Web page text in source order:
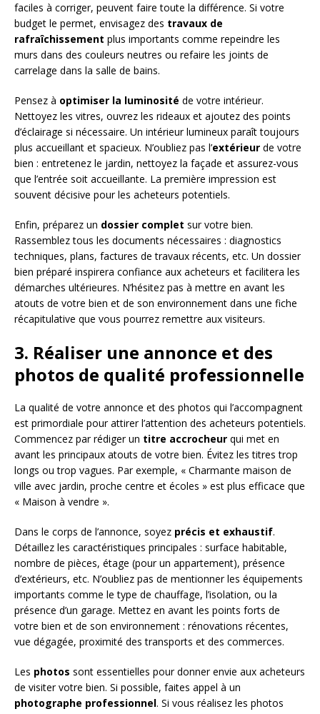
faciles à corriger, peuvent faire toute la différence. Si votre
budget le permet, envisagez des travaux de
rafraîchissement plus importants comme repeindre les
murs dans des couleurs neutres ou refaire les joints de
carrelage dans la salle de bains.
Pensez à optimiser la luminosité de votre intérieur.
Nettoyez les vitres, ouvrez les rideaux et ajoutez des points
d’éclairage si nécessaire. Un intérieur lumineux paraît toujours
plus accueillant et spacieux. N’oubliez pas l’extérieur de votre
bien : entretenez le jardin, nettoyez la façade et assurez-vous
que l’entrée soit accueillante. La première impression est
souvent décisive pour les acheteurs potentiels.
Enfin, préparez un dossier complet sur votre bien.
Rassemblez tous les documents nécessaires : diagnostics
techniques, plans, factures de travaux récents, etc. Un dossier
bien préparé inspirera confiance aux acheteurs et facilitera les
démarches ultérieures. N’hésitez pas à mettre en avant les
atouts de votre bien et de son environnement dans une fiche
récapitulative que vous pourrez remettre aux visiteurs.
3. Réaliser une annonce et des
photos de qualité professionnelle
La qualité de votre annonce et des photos qui l’accompagnent
est primordiale pour attirer l’attention des acheteurs potentiels.
Commencez par rédiger un titre accrocheur qui met en
avant les principaux atouts de votre bien. Évitez les titres trop
longs ou trop vagues. Par exemple, « Charmante maison de
ville avec jardin, proche centre et écoles » est plus efficace que
« Maison à vendre ».
Dans le corps de l’annonce, soyez précis et exhaustif.
Détaillez les caractéristiques principales : surface habitable,
nombre de pièces, étage (pour un appartement), présence
d’extérieurs, etc. N’oubliez pas de mentionner les équipements
importants comme le type de chauffage, l’isolation, ou la
présence d’un garage. Mettez en avant les points forts de
votre bien et de son environnement : rénovations récentes,
vue dégagée, proximité des transports et des commerces.
Les photos sont essentielles pour donner envie aux acheteurs
de visiter votre bien. Si possible, faites appel à un
photographe professionnel. Si vous réalisez les photos